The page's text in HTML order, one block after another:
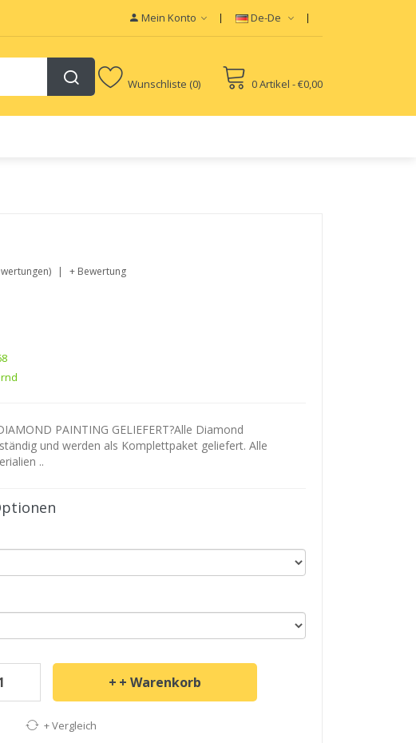
Mein Konto De-De
Wunschliste (0) 0 Artikel - €0,00
+ Bewertung
PAINTING GELIEFERT?Alle Diamond
und werden als Komplettpaket geliefert. Alle
..
+ Warenkorb
+ Vergleich